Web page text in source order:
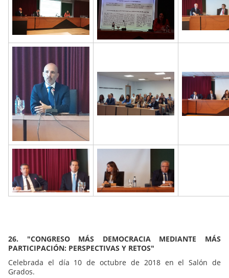
26. "CONGRESO MÁS DEMOCRACIA MEDIANTE MÁS
PARTICIPACIÓN: PERSPECTIVAS Y RETOS"
Celebrada el día 10 de octubre de 2018 en el Salón de
Grados.